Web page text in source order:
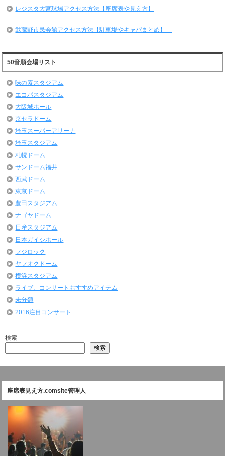
レジスタ大宮球場アクセス方法【座席表や見え方】
武蔵野市民会館アクセス方法【駐車場やキャパまとめ】
50音順会場リスト
味の素スタジアム
エコパスタジアム
大阪城ホール
京セラドーム
埼玉スーパーアリーナ
埼玉スタジアム
札幌ドーム
サンドーム福井
西武ドーム
東京ドーム
豊田スタジアム
ナゴヤドーム
日産スタジアム
日本ガイシホール
フジロック
ヤフオクドーム
横浜スタジアム
ライブ、コンサートおすすめアイテム
未分類
2016注目コンサート
検索
検索
座席表見え方.comsite管理人